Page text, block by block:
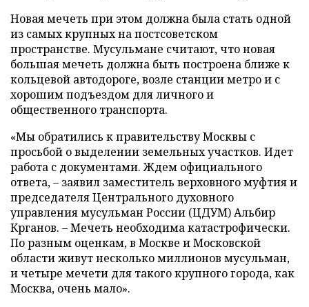
Новая мечеть при этом должна была стать одной
из самых крупных на постсоветском
пространстве. Мусульмане считают, что новая
большая мечеть должна быть построена ближе к
кольцевой автодороге, возле станции метро и с
хорошим подъездом для личного и
общественного транспорта.
«Мы обратились к правительству Москвы с
просьбой о выделении земельных участков. Идет
работа с документами. Ждем официального
ответа, – заявил заместитель верховного муфтия и
председателя Центрального духовного
управления мусульман России (ЦДУМ) Альбир
Крганов. – Мечеть необходима катастрофически.
По разным оценкам, в Москве и Московской
области живут несколько миллионов мусульман,
и четыре мечети для такого крупного города, как
Москва, очень мало».